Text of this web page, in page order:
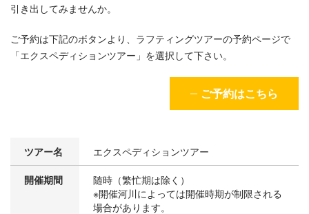
引き出してみませんか。
ご予約は下記のボタンより、ラフティングツアーの予約ページで
「エクスペディションツアー」を選択して下さい。
ご予約はこちら
ツアー名 エクスペディションツアー
開催期間
随時（繁忙期は除く）
※開催河川によっては開催時期が制限される
場合があります。